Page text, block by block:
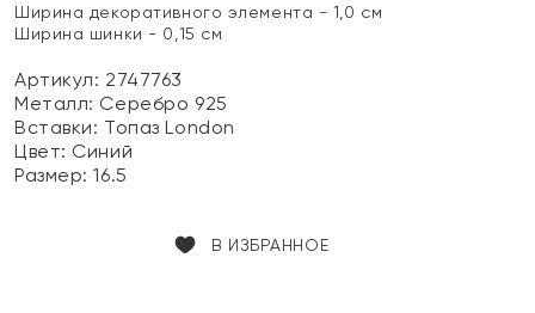
Ширина декоративного элемента - 1,0 см
Ширина шинки - 0,15 см
Артикул: 2747763
Металл: Серебро 925
Вставки: Топаз London
Цвет: Синий
Размер:16.5
В ИЗБРАННОЕ